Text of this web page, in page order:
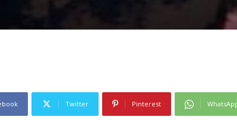
Twitter Pinterest